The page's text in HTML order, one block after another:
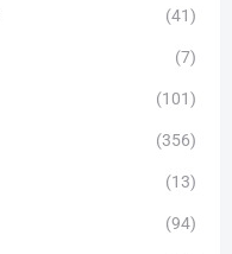
(41)
(7)
(101)
(356)
(13)
(94)